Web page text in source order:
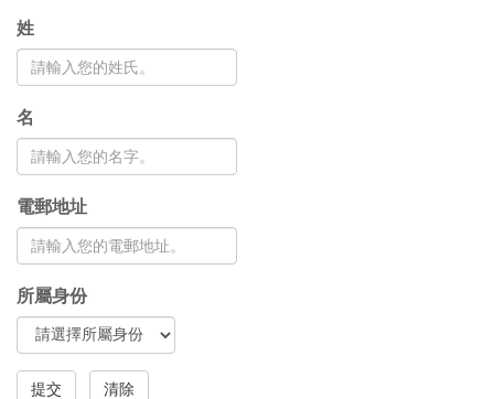
姓
名
電郵地址
所屬身份
提交 清除